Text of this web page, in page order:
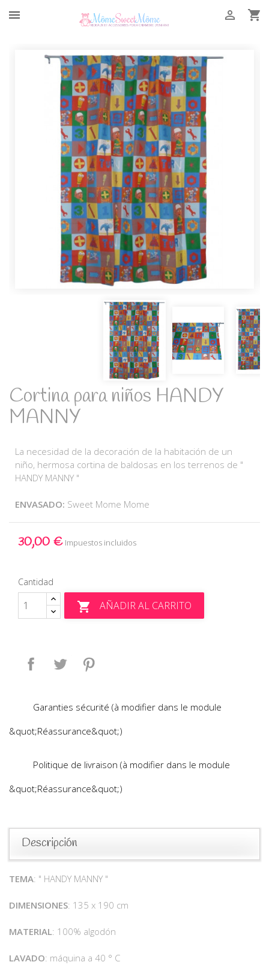
 

Cortina para niños HANDY
MANNY
La necesidad de la decoración de la habitación de un
niño, hermosa cortina de baldosas en los terrenos de "
HANDY MANNY "
ENVASADO: Sweet Mome Mome
30,00 € Impuestos incluidos
Cantidad
 AÑADIR AL CARRITO
CompartirTuitear
Garanties sécurité (à modifier dans le module
&quot;Réassurance&quot;)
Politique de livraison (à modifier dans le module
&quot;Réassurance&quot;)
Descripción
TEMA: " HANDY MANNY "
DIMENSIONES: 135 x 190 cm
MATERIAL: 100% algodón
LAVADO: máquina a 40 ° C